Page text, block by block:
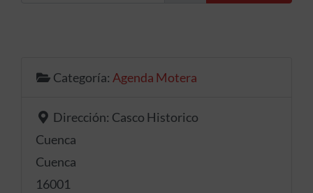
Categoría: Agenda Motera
Dirección: Casco Historico
Cuenca
Cuenca
16001